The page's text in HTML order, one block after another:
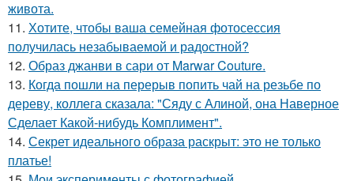
живота.
11. Хотите, чтобы ваша семейная фотосессия
получилась незабываемой и радостной?
12. Образ джанви в сари от Marwar Couture.
13. Когда пошли на перерыв попить чай на резьбе по
дереву, коллега сказала: "Сяду с Алиной, она Наверное
Сделает Какой-нибудь Комплимент".
14. Секрет идеального образа раскрыт: это не только
платье!